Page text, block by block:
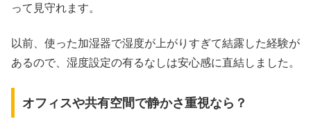
って見守れます。
以前、使った加湿器で湿度が上がりすぎて結露した経験が
あるので、湿度設定の有るなしは安心感に直結しました。
オフィスや共有空間で静かさ重視なら？